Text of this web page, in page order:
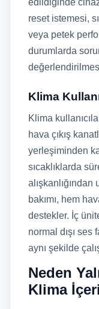
edildiğinde
reset istemesi,
veya petek
durumlarda
Klima
Klima
hava çıkış
yerleşiminden
sıcaklıklarda
alışkanlığından
bakımı, hem
destekler. İç
normal dışı
aynı şekilde
Neden
Klima